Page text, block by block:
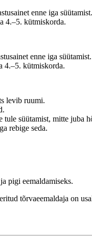
enne iga süütamist.
4.–5. kütmiskorda.
enne iga süütamist.
4.–5. kütmiskorda.
levib ruumi.
tule süütamist, mitte juba
rebige seda.
pigi eemaldamiseks.
tõrvaeemaldaja on